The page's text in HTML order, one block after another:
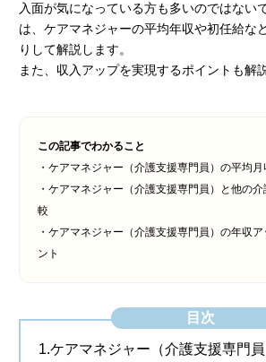
入面が気になっている方も多いのではない
は、ケアマネジャーの平均年収や初任給な
りして解説します。
また、収入アップを実現するポイントも解
この記事でわかること
・ケアマネジャー（介護支援専門員）の平均
・ケアマネジャー（介護支援専門員）と他の
較
・ケアマネジャー（介護支援専門員）の年収
ント
目次
1.ケアマネジャー（介護支援専門